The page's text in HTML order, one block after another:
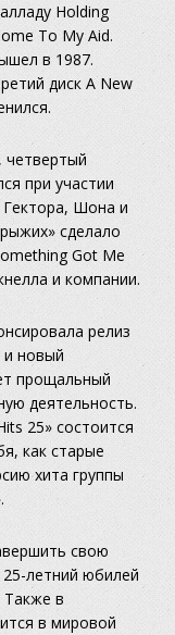
Holding
To My Aid.
в 1987.
диск A New
при участии
Шона и
сделало
Got Me
и компании.
релиз
и новый
прощальный
деятельность.
25» состоится
как старые
хита группы
свою
летний юбилей
Также в
в мировой